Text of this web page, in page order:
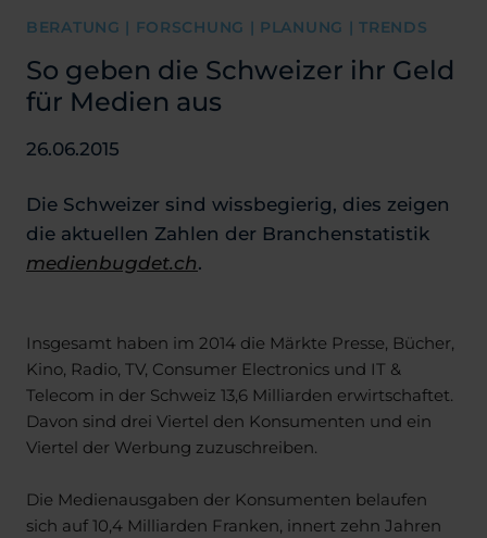
BERATUNG | FORSCHUNG | PLANUNG | TRENDS
So geben die Schweizer ihr Geld
für Medien aus
26.06.2015
Die Schweizer sind wissbegierig, dies zeigen
die aktuellen Zahlen der Branchenstatistik
medienbugdet.ch.
Insgesamt haben im 2014 die Märkte Presse, Bücher,
Kino, Radio, TV, Consumer Electronics und IT &
Telecom in der Schweiz 13,6 Milliarden erwirtschaftet.
Davon sind drei Viertel den Konsumenten und ein
Viertel der Werbung zuzuschreiben.
Die Medienausgaben der Konsumenten belaufen
sich auf 10,4 Milliarden Franken, innert zehn Jahren